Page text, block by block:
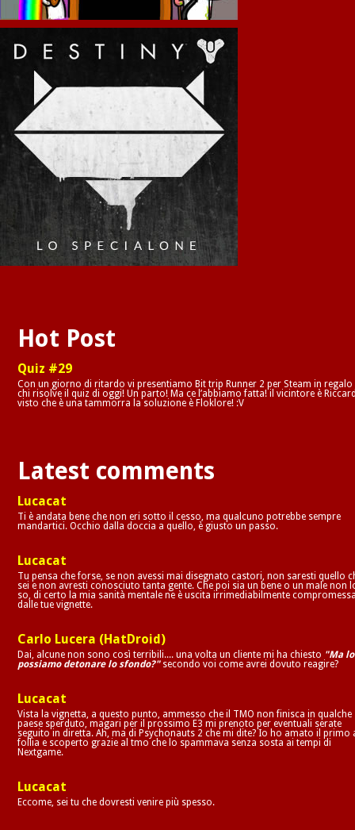
Hot Post
Quiz #29
Con un giorno di ritardo vi presentiamo Bit trip Runner 2 per Steam in regalo
chi risolve il quiz di oggi! Un parto! Ma ce l’abbiamo fatta! il vicintore è
visto che è una tammorra la soluzione è Floklore! :V
Latest comments
Lucacat
Ti è andata bene che non eri sotto il cesso, ma qualcuno potrebbe sempre
mandartici. Occhio dalla doccia a quello, è giusto un passo.
Lucacat
Tu pensa che forse, se non avessi mai disegnato castori, non saresti quello
sei e non avresti conosciuto tanta gente. Che poi sia un bene o un male non
so, di certo la mia sanità mentale ne è uscita irrimediabilmente
dalle tue vignette.
Carlo Lucera (HatDroid)
Dai, alcune non sono così terribili.... una volta un cliente mi ha chiesto "Ma lo
possiamo detonare lo sfondo?"secondo voi come avrei dovuto reagire?
Lucacat
Vista la vignetta, a questo punto, ammesso che il TMO non finisca in qualche
paese sperduto, magari per il prossimo E3 mi prenoto per eventuali serate
seguito in diretta. Ah, ma di Psychonauts 2 che mi dite? Io ho amato il primo
follia e scoperto grazie al tmo che lo spammava senza sosta ai tempi di
Nextgame.
Lucacat
Eccome, sei tu che dovresti venire più spesso.